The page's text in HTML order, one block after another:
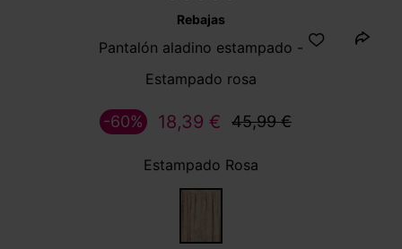
Rebajas
Pantalón aladino estampado -
Estampado rosa
18,39 € 45,99 €
-60%
Estampado Rosa